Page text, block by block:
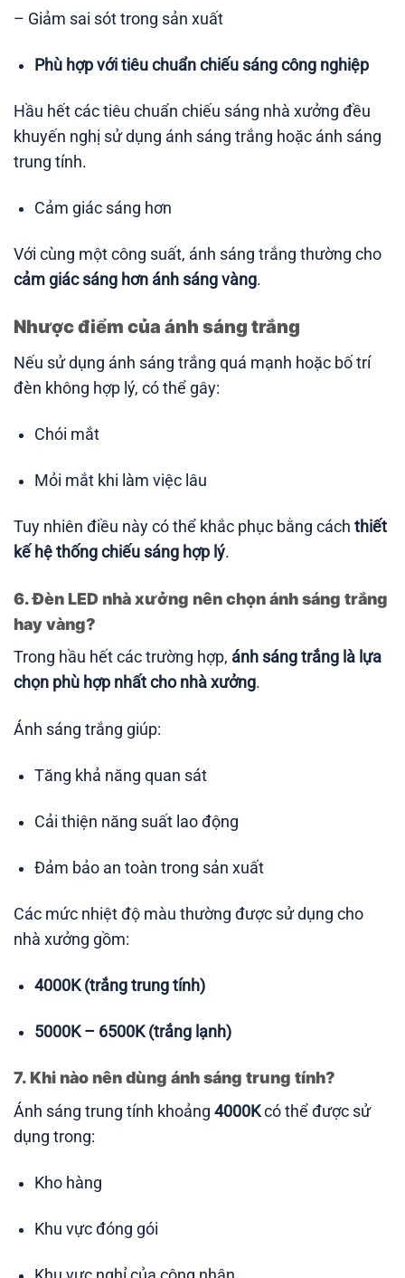
– Giảm sai sót trong sản xuất
Phù hợp với tiêu chuẩn chiếu sáng công nghiệp
Hầu hết các tiêu chuẩn chiếu sáng nhà xưởng đều
khuyến nghị sử dụng ánh sáng trắng hoặc ánh sáng
trung tính.
Cảm giác sáng hơn
Với cùng một công suất, ánh sáng trắng thường cho
cảm giác sáng hơn ánh sáng vàng.
Nhược điểm của ánh sáng trắng
Nếu sử dụng ánh sáng trắng quá mạnh hoặc bố trí
đèn không hợp lý, có thể gây:
Chói mắt
Mỏi mắt khi làm việc lâu
Tuy nhiên điều này có thể khắc phục bằng cách thiết
kế hệ thống chiếu sáng hợp lý.
6. Đèn LED nhà xưởng nên chọn ánh sáng trắng
hay vàng?
Trong hầu hết các trường hợp, ánh sáng trắng là lựa
chọn phù hợp nhất cho nhà xưởng.
Ánh sáng trắng giúp:
Tăng khả năng quan sát
Cải thiện năng suất lao động
Đảm bảo an toàn trong sản xuất
Các mức nhiệt độ màu thường được sử dụng cho
nhà xưởng gồm:
4000K (trắng trung tính)
5000K – 6500K (trắng lạnh)
7. Khi nào nên dùng ánh sáng trung tính?
Ánh sáng trung tính khoảng 4000Kcó thể được sử
dụng trong:
Kho hàng
Khu vực đóng gói